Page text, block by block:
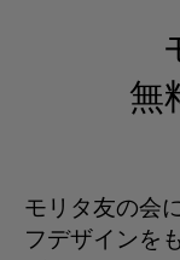
無
モリタ友の会
フデザインを